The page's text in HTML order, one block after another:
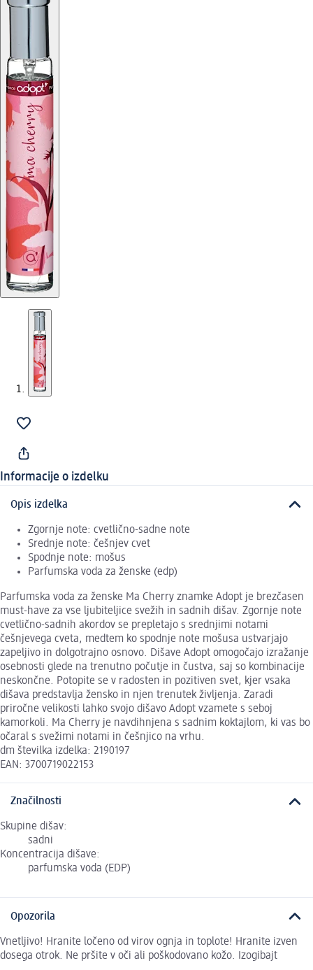
Informacije o izdelku
Opis izdelka
Zgornje note: cvetlično-sadne note
Srednje note: češnjev cvet
Spodnje note: mošus
Parfumska voda za ženske (edp)
Parfumska voda za ženske Ma Cherry znamke Adopt je brezčasen
must-have za vse ljubiteljice svežih in sadnih dišav. Zgornje note
cvetlično-sadnih akordov se prepletajo s srednjimi notami
češnjevega cveta, medtem ko spodnje note mošusa ustvarjajo
zapeljivo in dolgotrajno osnovo. Dišave Adopt omogočajo izražanje
osebnosti glede na trenutno počutje in čustva, saj so kombinacije
neskončne. Potopite se v radosten in pozitiven svet, kjer vsaka
dišava predstavlja žensko in njen trenutek življenja. Zaradi
priročne velikosti lahko svojo dišavo Adopt vzamete s seboj
kamorkoli. Ma Cherry je navdihnjena s sadnim koktajlom, ki vas bo
očaral s svežimi notami in češnjico na vrhu.
dm številka izdelka: 2190197
EAN: 3700719022153
Značilnosti
Skupine dišav:
sadni
Koncentracija dišave:
parfumska voda (EDP)
Opozorila
Vnetljivo! Hranite ločeno od virov ognja in toplote! Hranite izven
dosega otrok. Ne pršite v oči ali poškodovano kožo. Izogibajt